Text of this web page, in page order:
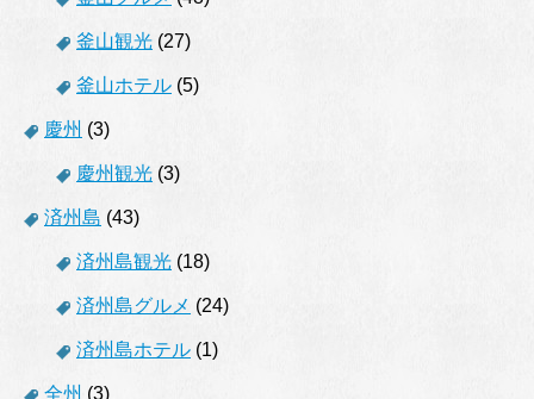
釜山観光 (27)
釜山ホテル (5)
慶州 (3)
慶州観光 (3)
済州島 (43)
済州島観光 (18)
済州島グルメ (24)
済州島ホテル (1)
全州 (3)